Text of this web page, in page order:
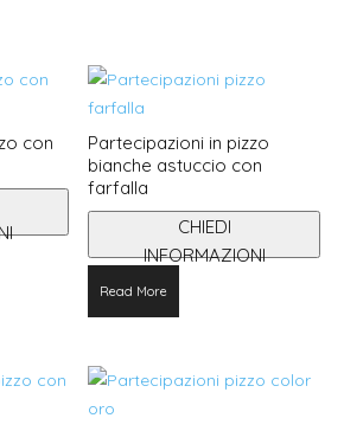
con
Partecipazioni in pizzo
bianche astuccio con
farfalla
CHIEDI
INFORMAZIONI
Read More